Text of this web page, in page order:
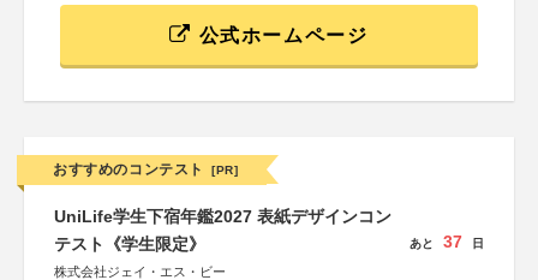
公式ホームページ
おすすめのコンテスト [PR]
UniLife学生下宿年鑑2027 表紙デザインコン
テスト《学生限定》
株式会社ジェイ・エス・ビー
あと 37 日